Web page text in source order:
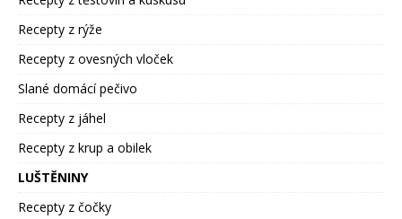
Recepty z rýže
Recepty z ovesných vloček
Slané domácí pečivo
Recepty z jáhel
Recepty z krup a obilek
LUŠTĚNINY
Recepty z čočky